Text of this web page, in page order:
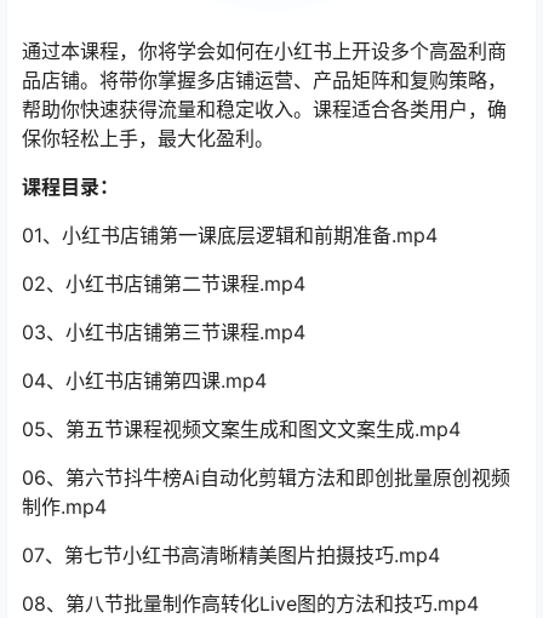
通过本课程，你将学会如何在小红书上开设多个高盈利商
品店铺。将带你掌握多店铺运营、产品矩阵和复购策略，
帮助你快速获得流量和稳定收入。课程适合各类用户，确
保你轻松上手，最大化盈利。
课程目录：
01、小红书店铺第一课底层逻辑和前期准备.mp4
02、小红书店铺第二节课程.mp4
03、小红书店铺第三节课程.mp4
04、小红书店铺第四课.mp4
05、第五节课程视频文案生成和图文文案生成.mp4
06、第六节抖牛榜Ai自动化剪辑方法和即创批量原创视频
制作.mp4
07、第七节小红书高清晰精美图片拍摄技巧.mp4
08、第八节批量制作高转化Live图的方法和技巧.mp4